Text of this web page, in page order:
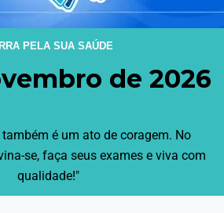
PELA SUA SAÚDE
de 2026
é um ato de coragem. No
se, faça seus exames e viva com
qualidade!"